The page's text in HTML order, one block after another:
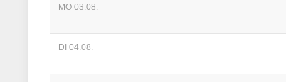
MO 03.08.
DI 04.08.